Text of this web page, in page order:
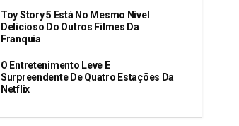
Toy Story 5 Está No Mesmo Nível
Delicioso Do Outros Filmes Da
Franquia
O Entretenimento Leve E
Surpreendente De Quatro Estações Da
Netflix